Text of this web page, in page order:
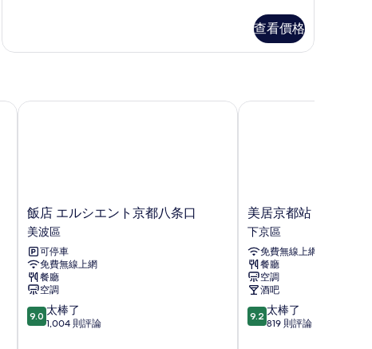
相
雙
的
查看價格
飯
店
エ
ル
シ
エ
ン
ト
京
飯店 エルシエント京都八条口
美波區
可停車
免費無線上網
餐廳
空調
9.0
分，
9.0 太棒了
1,004 則評論
飯店 エルシエント京都八条口
美
居
京
都
站
下
京
區
美居京都站
下京區
免費無線上網
餐廳
空調
酒吧
9.2
分，
9.2 太棒了
819 則評論
美居京都站